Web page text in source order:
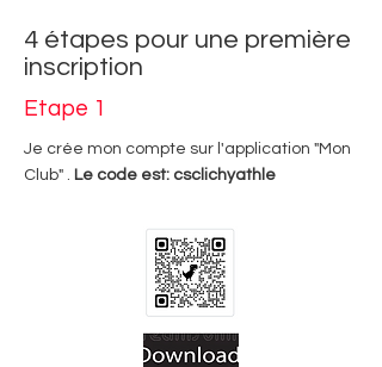
4 étapes pour une première
inscription
Etape 1
Je crée mon compte sur l'application "Mon
Club" . Le code est: csclichyathle